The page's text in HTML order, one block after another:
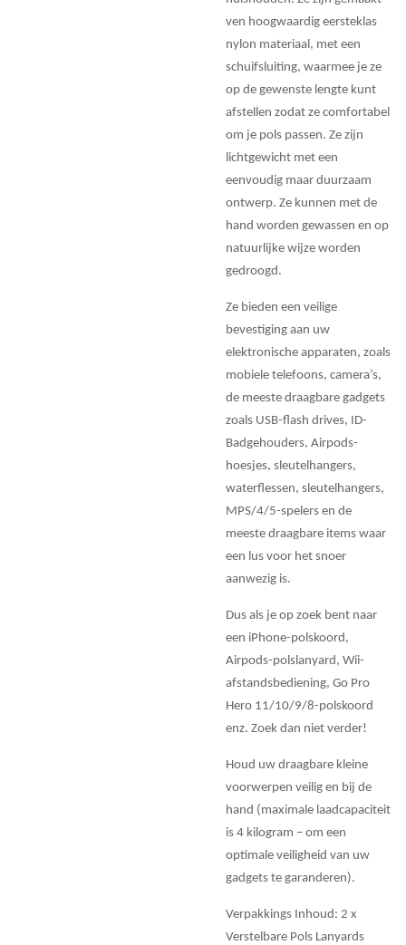
ven hoogwaardig eersteklas
nylon materiaal, met een
schuifsluiting, waarmee je ze
op de gewenste lengte kunt
afstellen zodat ze comfortabel
om je pols passen. Ze zijn
lichtgewicht met een
eenvoudig maar duurzaam
ontwerp. Ze kunnen met de
hand worden gewassen en op
natuurlijke wijze worden
gedroogd.
Ze bieden een veilige
bevestiging aan uw
elektronische apparaten, zoals
mobiele telefoons, camera’s,
de meeste draagbare gadgets
zoals USB-flash drives, ID-
Badgehouders, Airpods-
hoesjes, sleutelhangers,
waterflessen, sleutelhangers,
MPS/4/5-spelers en de
meeste draagbare items waar
een lus voor het snoer
aanwezig is.
Dus als je op zoek bent naar
een iPhone-polskoord,
Airpods-polslanyard, Wii-
afstandsbediening, Go Pro
Hero 11/10/9/8-polskoord
enz. Zoek dan niet verder!
Houd uw draagbare kleine
voorwerpen veilig en bij de
hand (maximale laadcapaciteit
is 4 kilogram – om een
optimale veiligheid van uw
gadgets te garanderen).
Verpakkings Inhoud: 2 x
Verstelbare Pols Lanyards